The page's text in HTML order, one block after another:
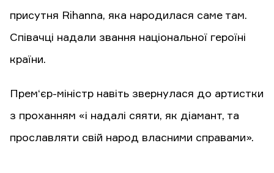
присутня Rihanna, яка народилася саме там.
Співачці надали звання національної героїні
країни.
Прем‘єр-міністр навіть звернулася до артистки
з проханням «і надалі сяяти, як діамант, та
прославляти свій народ власними справами».